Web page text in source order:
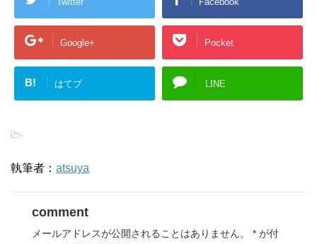
Google+ Pocket
B! はてブ LINE
-
執筆者： atsuya
comment
メールアドレスが公開されることはありません。 * が付